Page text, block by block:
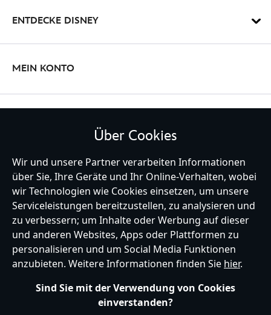
ENTDECKE DISNEY
MEIN KONTO
Germany
Hilfe Nutzungsbedingungen Datenschutzerklärung
Site Map
Richtlinien für Cookies
EU Datenschutzhinweis
Impressum
Allgemeine Verkaufsbedingungen
Über Cookies
Wir und unsere Partner verarbeiten Informationen
über Sie, Ihre Geräte und Ihr Online-Verhalten, wobei
wir Technologien wie Cookies einsetzen, um unsere
Serviceleistungen bereitzustellen, zu analysieren und
zu verbessern; um Inhalte oder Werbung auf dieser
und anderen Websites, Apps oder Plattformen zu
personalisieren und um Social Media Funktionen
anzubieten. Weitere Informationen finden Sie hier.
Sind Sie mit der Verwendung von Cookies
einverstanden?